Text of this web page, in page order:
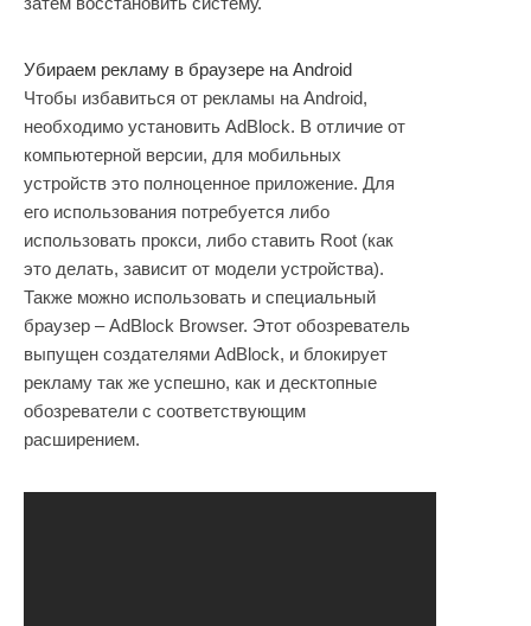
Убираем рекламу в браузере на Android
Чтобы избавиться от рекламы на Android,
необходимо установить AdBlock. В отличие от
компьютерной версии, для мобильных
устройств это полноценное приложение. Для
его использования потребуется либо
использовать прокси, либо ставить Root (как
это делать, зависит от модели устройства).
Также можно использовать и специальный
браузер – AdBlock Browser. Этот обозреватель
выпущен создателями AdBlock, и блокирует
рекламу так же успешно, как и десктопные
обозреватели с соответствующим
расширением.